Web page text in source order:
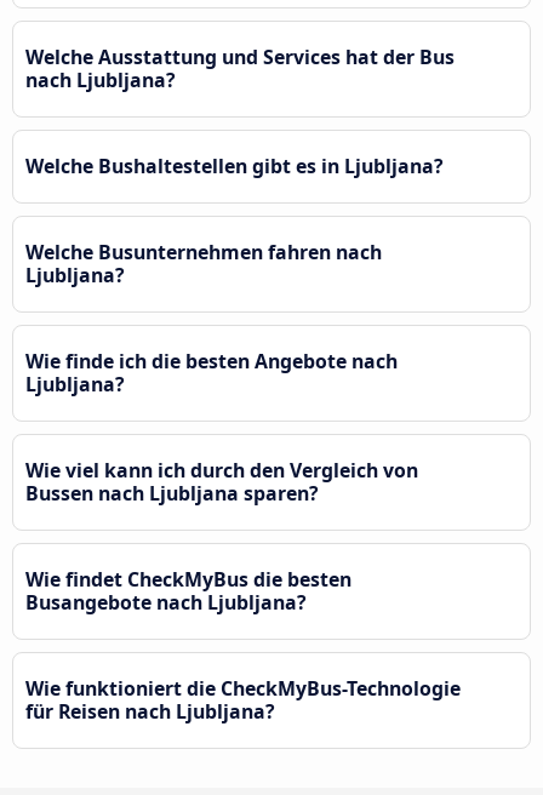
Welche Ausstattung und Services hat der Bus
nach Ljubljana?
Welche Bushaltestellen gibt es in Ljubljana?
Welche Busunternehmen fahren nach
Ljubljana?
Wie finde ich die besten Angebote nach
Ljubljana?
Wie viel kann ich durch den Vergleich von
Bussen nach Ljubljana sparen?
Wie findet CheckMyBus die besten
Busangebote nach Ljubljana?
Wie funktioniert die CheckMyBus-Technologie
für Reisen nach Ljubljana?